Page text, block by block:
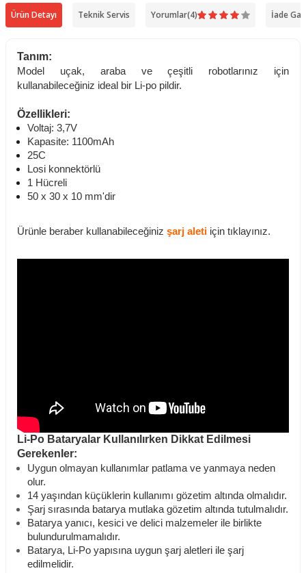
Ürün Detayı Teknik Servis Yorumlar(4) İade
Tanım:
Model uçak, araba ve çeşitli robotlarınız için
kullanabileceğiniz ideal bir Li-po pildir.
Özellikleri:
Voltaj: 3,7V
Kapasite: 1100mAh
25C
Losi konnektörlü
1 Hücreli
50 x 30 x 10 mm'dir
Ürünle beraber kullanabileceğiniz şarj aleti için tıklayınız.
Li-Po Bataryalar Kullanılırken Dikkat Edilmesi
Gerekenler:
Uygun olmayan kullanımlar patlama ve yanmaya neden
olur.
14 yaşından küçüklerin kullanımı gözetim altında olmalıdır.
Şarj sırasında batarya mutlaka gözetim altında tutulmalıdır.
Batarya yanıcı, kesici ve delici malzemeler ile birlikte
bulundurulmamalıdır.
Batarya, Li-Po yapısına uygun şarj aletleri ile şarj
edilmelidir.